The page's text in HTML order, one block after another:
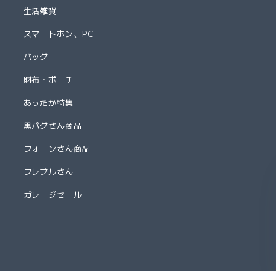
生活雑貨
スマートホン、PC
バッグ
財布・ポーチ
あったか特集
黒パグさん商品
フォーンさん商品
フレブルさん
ガレージセール